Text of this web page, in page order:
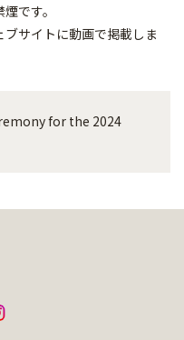
です。
サイトに動画で掲載しま
for the 2024